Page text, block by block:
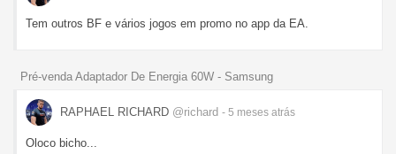
Tem outros BF e vários jogos em promo no app da EA.
Pré-venda Adaptador De Energia 60W - Samsung
RAPHAEL RICHARD @richard - 5 meses atrás
Oloco bicho...